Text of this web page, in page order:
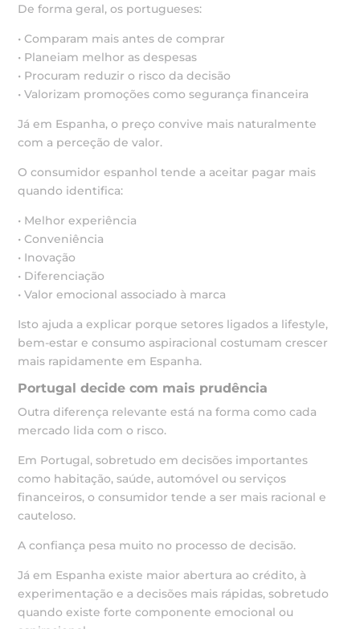
De forma geral, os portugueses:
• Comparam mais antes de comprar
• Planeiam melhor as despesas
• Procuram reduzir o risco da decisão
• Valorizam promoções como segurança financeira
Já em Espanha, o preço convive mais naturalmente
com a perceção de valor.
O consumidor espanhol tende a aceitar pagar mais
quando identifica:
• Melhor experiência
• Conveniência
• Inovação
• Diferenciação
• Valor emocional associado à marca
Isto ajuda a explicar porque setores ligados a lifestyle,
bem-estar e consumo aspiracional costumam crescer
mais rapidamente em Espanha.
Portugal decide com mais prudência
Outra diferença relevante está na forma como cada
mercado lida com o risco.
Em Portugal, sobretudo em decisões importantes
como habitação, saúde, automóvel ou serviços
financeiros, o consumidor tende a ser mais racional e
cauteloso.
A confiança pesa muito no processo de decisão.
Já em Espanha existe maior abertura ao crédito, à
experimentação e a decisões mais rápidas, sobretudo
quando existe forte componente emocional ou